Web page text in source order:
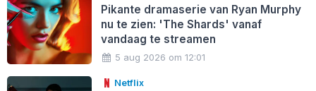
Pikante dramaserie van Ryan Murphy
nu te zien: 'The Shards' vanaf
vandaag te streamen
5 aug 2026 om 12:01
Netflix